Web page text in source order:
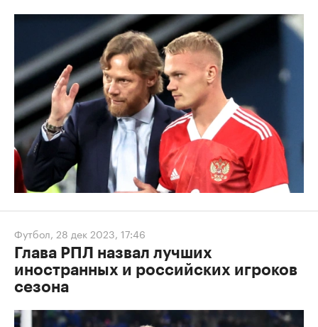
Футбол, 28 дек 2023, 17:46
Глава РПЛ назвал лучших
иностранных и российских игроков
сезона